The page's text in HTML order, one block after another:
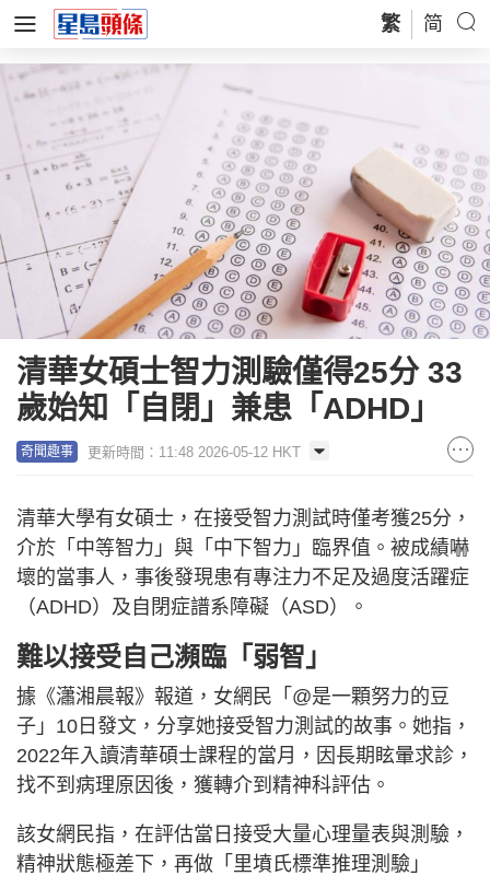
繁 简
清華女碩士智力測驗僅得25分 33
歲始知「自閉」兼患「ADHD」
奇聞趣事 更新時間：11:48 2026-05-12 HKT
清華大學有女碩士，在接受智力測試時僅考獲25分，
介於「中等智力」與「中下智力」臨界值。被成績嚇
壞的當事人，事後發現患有專注力不足及過度活躍症
（ADHD）及自閉症譜系障礙（ASD）。
難以接受自己瀕臨「弱智」
據《瀟湘晨報》報道，女網民「@是一顆努力的豆
子」10日發文，分享她接受智力測試的故事。她指，
2022年入讀清華碩士課程的當月，因長期眩暈求診，
找不到病理原因後，獲轉介到精神科評估。
該女網民指，在評估當日接受大量心理量表與測驗，
精神狀態極差下，再做「里墳氏標準推理測驗」